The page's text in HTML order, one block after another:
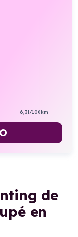
6,3l/100km
de
en